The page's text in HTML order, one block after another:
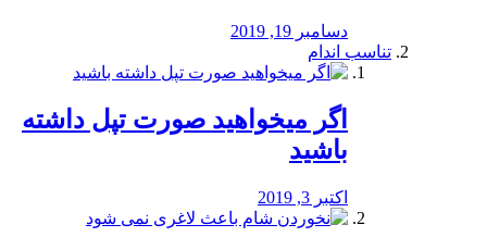
دسامبر 19, 2019
تناسب اندام
اگر میخواهید صورت تپل داشته
باشید
اکتبر 3, 2019